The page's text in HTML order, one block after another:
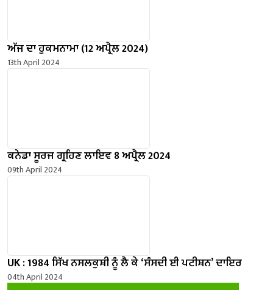
ਅੱਜ ਦਾ ਹੁਕਮਨਾਮਾ (12 ਅਪ੍ਰੈਲ 2024)
13th April 2024
ਕਨੇਡਾ ਸੂਰਜ ਗ੍ਰਹਿਣ ਲਾਇਵ 8 ਅਪ੍ਰੈਲ 2024
09th April 2024
UK : 1984 ਸਿੱਖ ਨਸਲਕੁਸ਼ੀ ਨੂੰ ਲੈ ਕੇ ‘ਸੰਸਦੀ ਈ ਪਟੀਸ਼ਨ’ ਦਾਇਰ
04th April 2024